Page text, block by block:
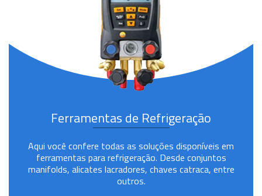
Ferramentas de Refrigeração
Aqui você confere todas as soluções disponíveis em
ferramentas para refrigeração. Desde conjuntos
manifolds, alicates lacradores, chaves catraca, entre
outros.